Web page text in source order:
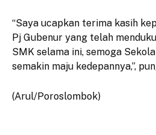
“Saya ucapkan terima kasih
Pj Gubenur yang telah
SMK selama ini, semoga
semakin maju kedepannya,”,
(Arul/Poroslombok)